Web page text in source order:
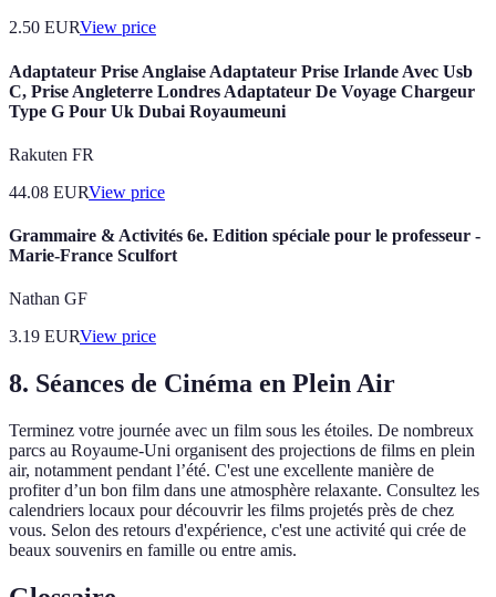
2.50 EURView price
Adaptateur Prise Anglaise Adaptateur Prise Irlande Avec Usb
C, Prise Angleterre Londres Adaptateur De Voyage Chargeur
Type G Pour Uk Dubai Royaumeuni
Rakuten FR
44.08 EURView price
Grammaire & Activités 6e. Edition spéciale pour le professeur -
Marie-France Sculfort
Nathan GF
3.19 EURView price
8. Séances de Cinéma en Plein Air
Terminez votre journée avec un film sous les étoiles. De nombreux
parcs au Royaume-Uni organisent des projections de films en plein
air, notamment pendant l’été. C'est une excellente manière de
profiter d’un bon film dans une atmosphère relaxante. Consultez les
calendriers locaux pour découvrir les films projetés près de chez
vous. Selon des retours d'expérience, c'est une activité qui crée de
beaux souvenirs en famille ou entre amis.